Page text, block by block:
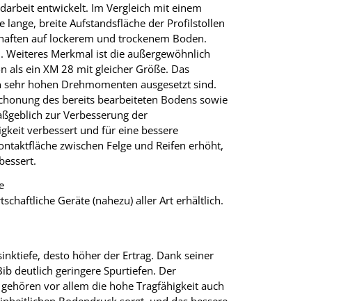
entwickelt. Im Vergleich mit einem
breite Aufstandsfläche der Profilstollen
auf lockerem und trockenem Boden.
Weiteres Merkmal ist die außergewöhnlich
als ein XM 28 mit gleicher Größe. Das
hohen Drehmomenten ausgesetzt sind.
des bereits bearbeiteten Bodens sowie
zur Verbesserung der
verbessert und für eine bessere
zwischen Felge und Reifen erhöht,
Geräte (nahezu) aller Art erhältlich.
desto höher der Ertrag. Dank seiner
deutlich geringere Spurtiefen. Der
vor allem die hohe Tragfähigkeit auch